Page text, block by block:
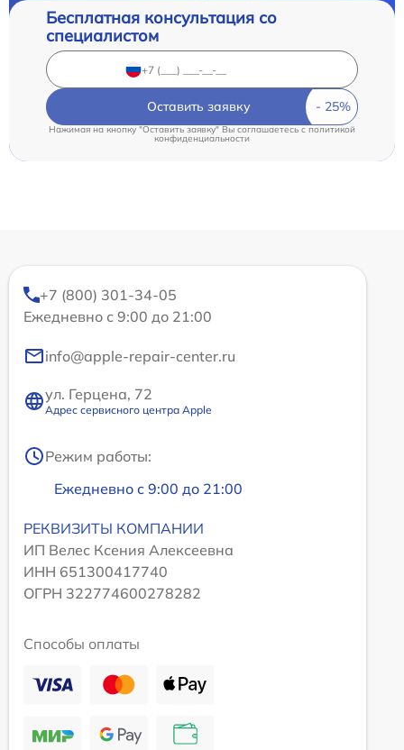
Бесплатная консультация со
специалистом
Оставить заявку
Нажимая на кнопку "Оставить заявку" Вы соглашаетесь cполитикой
конфиденциальности
+7 (800) 301-34-05
Ежедневно с 9:00 до 21:00
info@apple-repair-center.ru
ул. Герцена, 72
Адрес сервисного центра Apple
Режим работы:
Ежедневно с 9:00 до 21:00
РЕКВИЗИТЫ КОМПАНИИ
ИП Велес Ксения Алексеевна
ИНН 651300417740
ОГРН 322774600278282
Способы оплаты